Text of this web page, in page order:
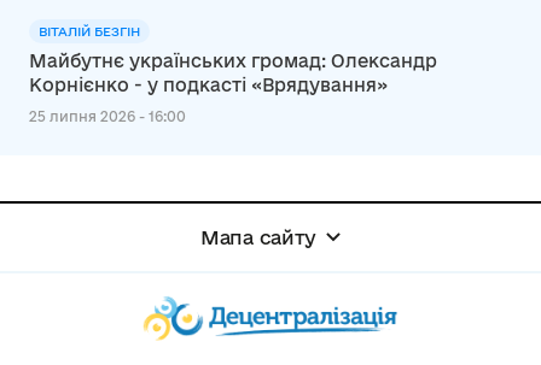
ВІТАЛІЙ БЕЗГІН
Майбутнє українських громад: Олександр
Корнієнко - у подкасті «Врядування»
25 липня 2026 - 16:00
Мапа сайту